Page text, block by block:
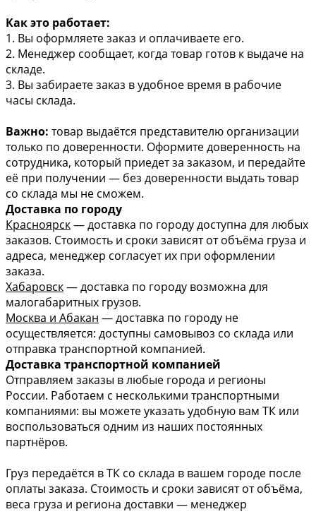
Как это работает:
1. Вы оформляете заказ и оплачиваете его.
2. Менеджер сообщает, когда товар готов к выдаче на
складе.
3. Вы забираете заказ в удобное время в рабочие
часы склада.
Важно: товар выдаётся представителю организации
только по доверенности. Оформите доверенность на
сотрудника, который приедет за заказом, и передайте
её при получении — без доверенности выдать товар
со склада мы не сможем.
Доставка по городу
Красноярск— доставка по городу доступна для любых
заказов. Стоимость и сроки зависят от объёма груза и
адреса, менеджер согласует их при оформлении
заказа.
Хабаровск— доставка по городу возможна для
малогабаритных грузов.
Москва и Абакан — доставка по городу не
осуществляется: доступны самовывоз со склада или
отправка транспортной компанией.
Доставка транспортной компанией
Отправляем заказы в любые города и регионы
России. Работаем с несколькими транспортными
компаниями: вы можете указать удобную вам ТК или
воспользоваться одним из наших постоянных
партнёров.
Груз передаётся в ТК со склада в вашем городе после
оплаты заказа. Стоимость и сроки зависят от объёма,
веса груза и региона доставки — менеджер